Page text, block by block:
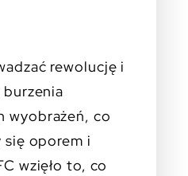
rewolucję i
wyobrażeń, co
się oporem i
wzięło to, co